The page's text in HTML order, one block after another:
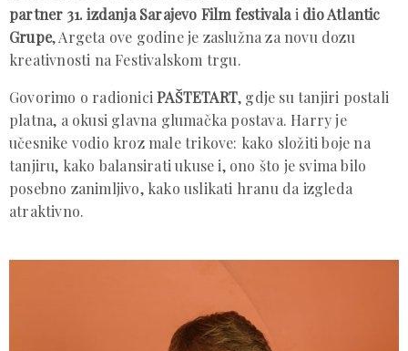
partner 31. izdanja Sarajevo Film festivalai dio Atlantic
Grupe, Argeta ove godine je zaslužna za novu dozu
kreativnosti na Festivalskom trgu.
Govorimo o radioniciPAŠTETART, gdje su tanjiri postali
platna, a okusi glavna glumačka postava. Harry je
učesnike vodio kroz male trikove: kako složiti boje na
tanjiru, kako balansirati ukuse i, ono što je svima bilo
posebno zanimljivo, kako uslikati hranu da izgleda
atraktivno.